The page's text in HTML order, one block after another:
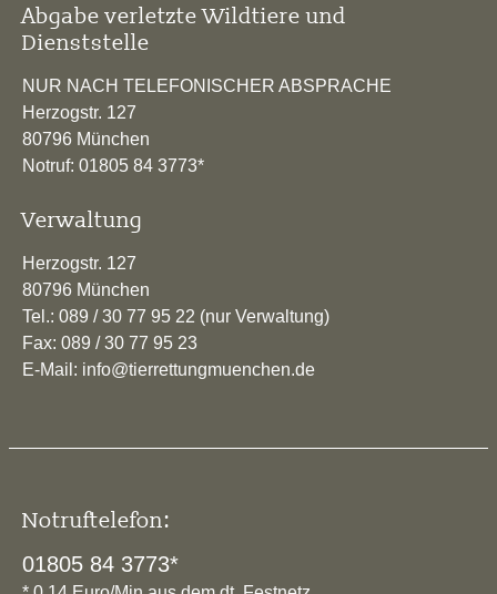
Abgabe verletzte Wildtiere und
Dienststelle
NUR NACH TELEFONISCHER ABSPRACHE
Herzogstr. 127
80796 München
Notruf: 01805 84 3773*
Verwaltung
Herzogstr. 127
80796 München
Tel.: 089 / 30 77 95 22 (nur Verwaltung)
Fax: 089 / 30 77 95 23
E-Mail: info@tierrettungmuenchen.de
Notruftelefon:
01805 84 3773*